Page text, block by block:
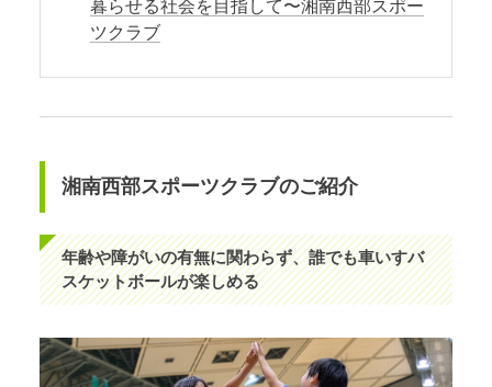
暮らせる社会を目指して〜湘南西部スポー
ツクラブ
湘南西部スポーツクラブのご紹介
年齢や障がいの有無に関わらず、誰でも車いすバ
スケットボールが楽しめる